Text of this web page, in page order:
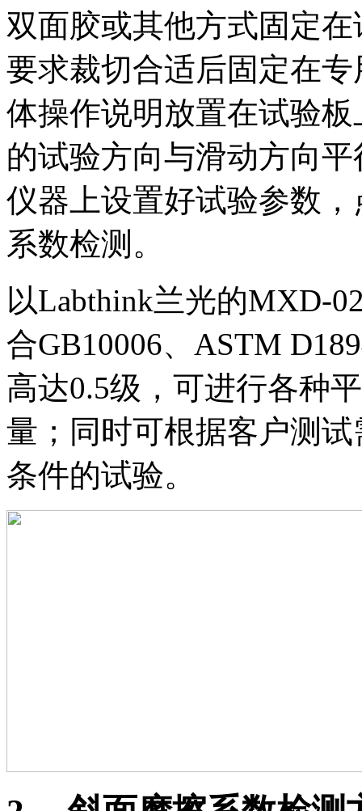
双面胶或其他方式固定
要求裁切合适后固定在
体操作说明放置在试验
的试验方向与滑动方向
仪器上设置好试验参数
系数检测。
以Labthink兰光的MXD-
合GB10006、ASTM
高达0.5级，可进行各种
量；同时可根据客户测
条件的试验。